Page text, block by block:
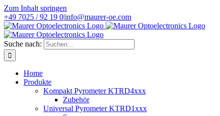
Zum Inhalt springen
+49 7025 / 92 19 0|info@maurer-oe.com
Suche nach:
Home
Produkte
Kompakt Pyrometer KTRD4xxx
Zubehör
Universal Pyrometer KTRD1xxx